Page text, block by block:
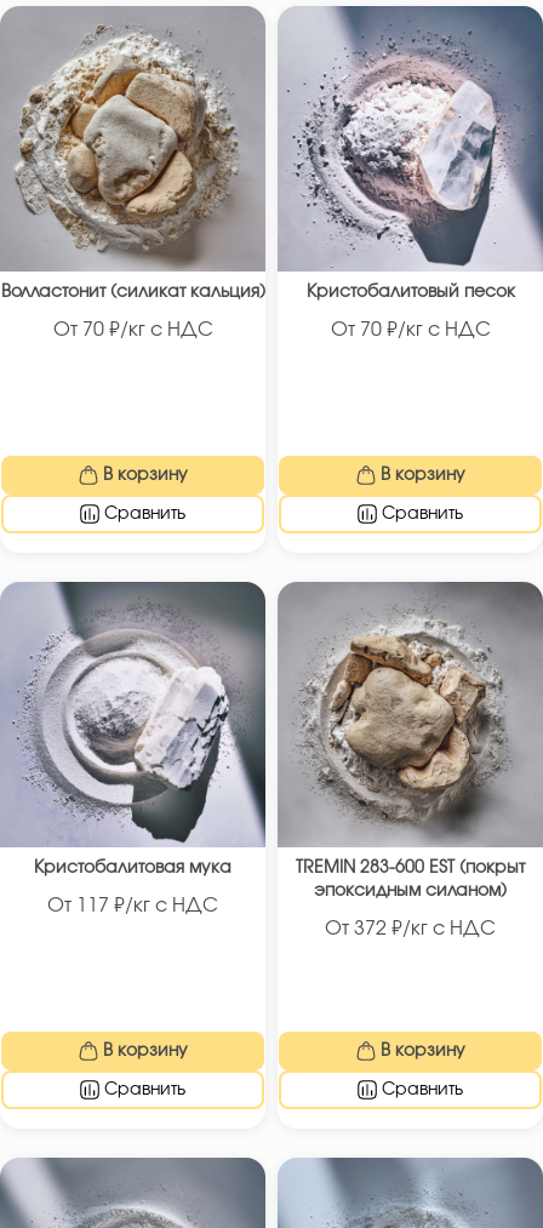
Волластонит (силикат кальция)
От 70 ₽/кг с НДС
В корзину
Сравнить
Кристобалитовый песок
От 70 ₽/кг с НДС
В корзину
Сравнить
Кристобалитовая мука
От 117 ₽/кг с НДС
В корзину
Сравнить
TREMIN 283-600 EST (покрыт
эпоксидным силаном)
От 372 ₽/кг с НДС
В корзину
Сравнить